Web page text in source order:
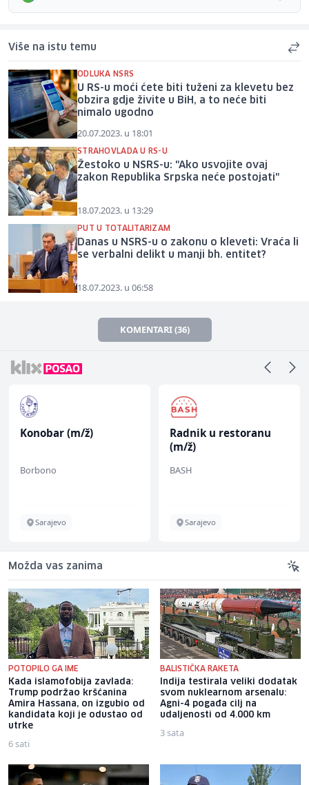
Više na istu temu
ODLUKA NSRS
U RS-u moći ćete biti tuženi za klevetu bez
obzira gdje živite u BiH, a to neće biti
nimalo ugodno
20.07.2023. u 18:01
STRAHOVLADA U RS-U
Žestoko u NSRS-u: "Ako usvojite ovaj
zakon Republika Srpska neće postojati"
18.07.2023. u 13:29
PUT U TOTALITARIZAM
Danas u NSRS-u o zakonu o kleveti: Vraća li
se verbalni delikt u manji bh. entitet?
18.07.2023. u 06:58
KOMENTARI (36)
Konobar (m/ž)
Borbono
Sarajevo
Radnik u restoranu
(m/ž)
BASH
Sarajevo
Možda vas zanima
POTOPILO GA IME
Kada islamofobija zavlada:
Trump podržao kršćanina
Amira Hassana, on izgubio od
kandidata koji je odustao od
utrke
6 sati
BALISTIČKA RAKETA
Indija testirala veliki dodatak
svom nuklearnom arsenalu:
Agni-4 pogađa cilj na
udaljenosti od 4.000 km
3 sata